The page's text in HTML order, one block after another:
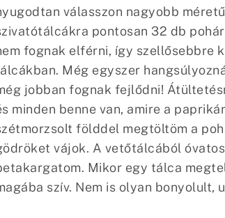
válasszon nagyobb
pontosan 32 db
fognak elférni, így szellősebbre
Még egyszer
jobban fognak fejlődni!
minden benne van, amire a
földdel megtöltöm a
vájok. A vetőtálcából
Mikor egy tálca
szív. Nem is olyan bonyolult,